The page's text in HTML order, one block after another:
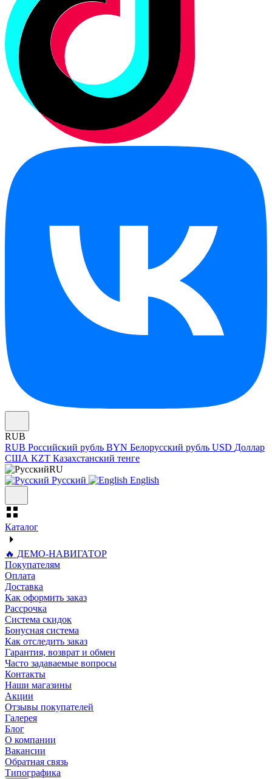
RUB
RUB Российский рубль BYN Белорусский рубль USD Доллар
США KZT Казахстанский тенге
RU
Русский
English
Каталог
🔥 ДЕМО-НАВИГАТОР
Покупателям
Оплата
Доставка
Как оформить заказ
Рассрочка
Система скидок
Бонусная система
Как отследить заказ
Гарантия, возврат и обмен
Часто задаваемые вопросы
Контакты
Наши магазины
Акции
Отзывы покупателей
Галерея
Блог
О компании
Вакансии
Обратная связь
Типографика